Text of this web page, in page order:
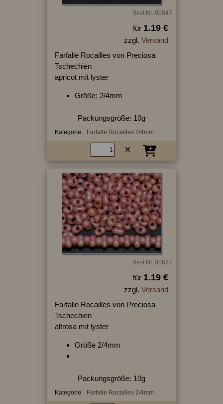
Best.Nr.:00847
für 1.19 €
zzgl. Versand
Farfalle Rocailles von Preciosa
Tschechien
apricot mit lyster
Größe: 2/4mm
Packungsgröße: 10g
Kategorie: Farfalle Rocailles 2/4mm
Best.Nr.:00834
für 1.19 €
zzgl. Versand
Farfalle Rocailles von Preciosa
Tschechien
altrosa mit lyster
Größe 2/4mm
Packungsgröße: 10g
Kategorie: Farfalle Rocailles 2/4mm